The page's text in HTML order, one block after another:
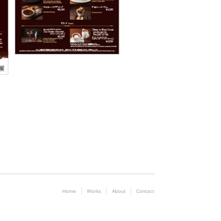
Home Works About Contact